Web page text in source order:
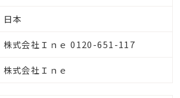
日本
株式会社Ｉｎｅ 0120-651-117
株式会社Ｉｎｅ